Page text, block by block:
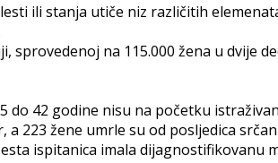
ili stanja utiče niz različitih
sprovedenoj na 115.000 žena u dvije
do 42 godine nisu na početku
a 223 žene umrle su od posljedica
ispitanica imala dijagnostifikovanu